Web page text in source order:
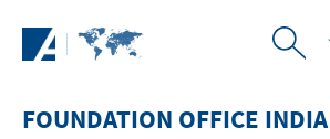
FOUNDATION OFFICE INDIA